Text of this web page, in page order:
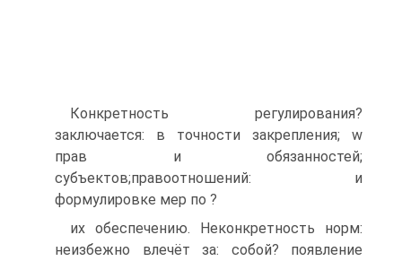
Конкретность регулирования?
заключается: в точности закрепления; w
прав и обязанностей;
субъектов;правоотношений: и
формулировке мер по ?
их обеспечению. Неконкретность норм:
неизбежно влечёт за: собой? появление